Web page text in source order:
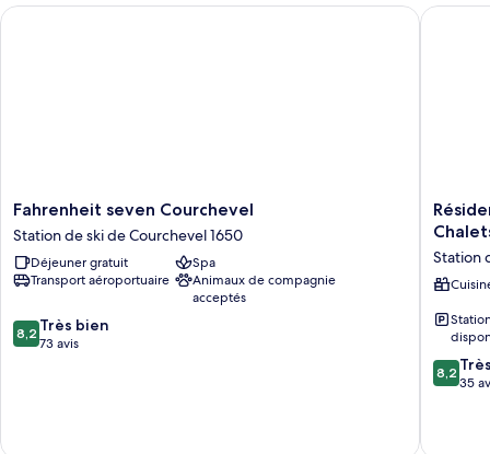
Fahrenheit
seven
Courchevel
Station
de
de
Courchevel
Fahrenheit seven Courchevel
Station de ski de Courchevel 1650
Déjeuner gratuit
Spa
Transport aéroportuaire
Animaux de compagnie
acceptés
8.2
sur
8,2 Très bien
73 avis
Fahrenheit seven Courchevel
Pierre
Chalets
Forum
Station
Station
8.2
sur
8,2
35